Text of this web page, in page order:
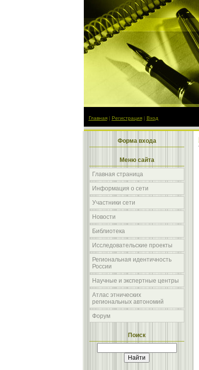
Главная| Регистрация| Вход
Форма входа
Меню сайта
Главная страница
Информация о сети
Участники сети
Новости
Библиотека
Исследовательские проекты
Региональная идентичность
России
Научные и экспертные центры
Атлас этнических
региональных автономий
Форум
Поиск